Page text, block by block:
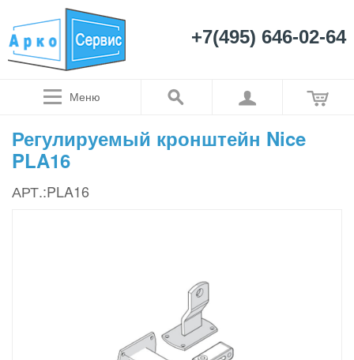
+7(495) 646-02-64
Меню
Регулируемый кронштейн Nice
PLA16
АРТ.:PLA16